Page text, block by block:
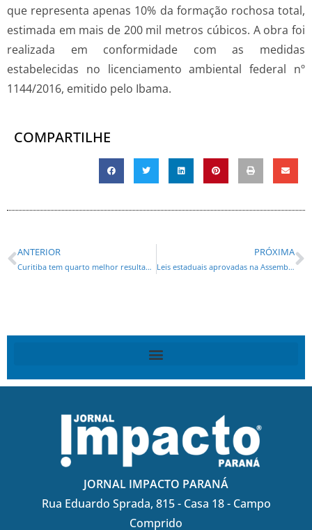
que representa apenas 10% da formação rochosa total,
estimada em mais de 200 mil metros cúbicos. A obra foi
realizada em conformidade com as medidas
estabelecidas no licenciamento ambiental federal nº
1144/2016, emitido pelo Ibama.
COMPARTILHE
ANTERIOR
Curitiba tem quarto melhor resultado entre as cidades brasileiras na geração de empregos em janeiro
PRÓXIMA
Leis estaduais aprovadas na Assembleia garantem segurança e direitos dos foliões e turistas no Carnaval
JORNAL IMPACTO PARANÁ
Rua Eduardo Sprada, 815 - Casa 18 - Campo
Comprido